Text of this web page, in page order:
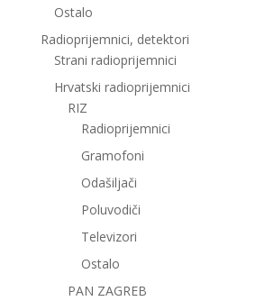
Ostalo
Radioprijemnici, detektori
Strani radioprijemnici
Hrvatski radioprijemnici
RIZ
Radioprijemnici
Gramofoni
Odašiljači
Poluvodiči
Televizori
Ostalo
PAN ZAGREB